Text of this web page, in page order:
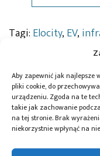
Aby zapewnić jak
pliki cookie, do
urządzeniu. Zgoda na te
takie jak zachowanie
na tej stronie. Brak
niekorzystnie wpłynąć na
Tagi: Elocity, EV,
Przeczytaj również: